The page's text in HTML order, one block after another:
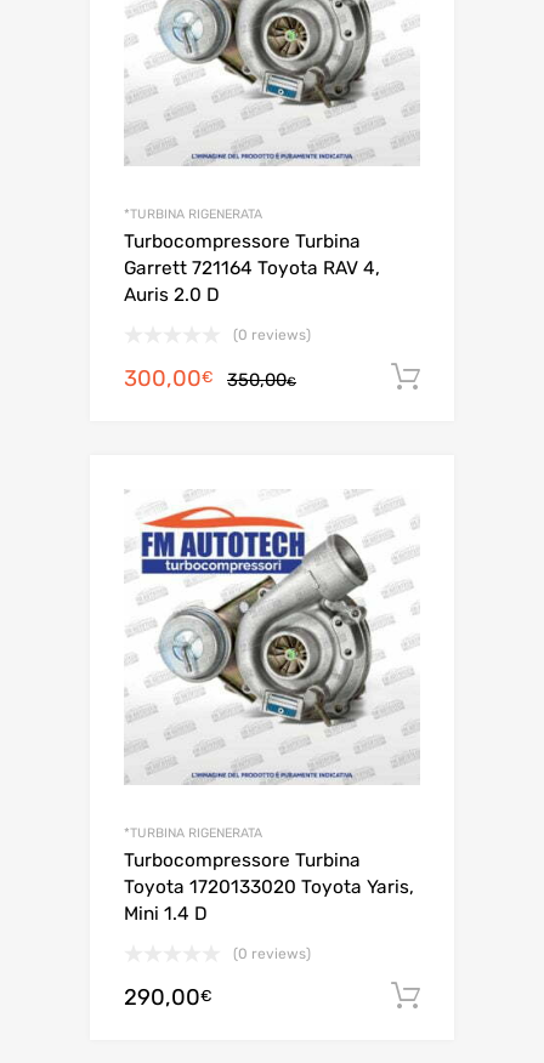
*TURBINA RIGENERATA
Turbocompressore Turbina
Garrett 721164 Toyota RAV 4,
Auris 2.0 D
(0 reviews)
350,00€Il
350,00€.
300,00€
Il
300,00€.
*TURBINA RIGENERATA
Turbocompressore Turbina
Toyota 1720133020 Toyota Yaris,
Mini 1.4 D
(0 reviews)
290,00€